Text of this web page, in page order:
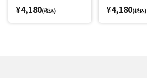
¥4,180(税込) ¥4,180(税込)